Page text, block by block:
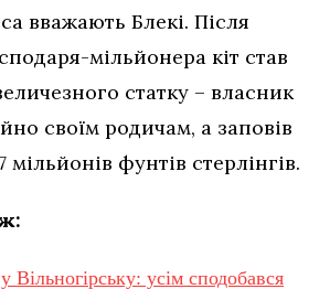
вважають Блекі. Після
мільйонера кіт став
статку – власник
своїм родичам, а заповів
мільйонів фунтів стерлінгів.
усім сподобався